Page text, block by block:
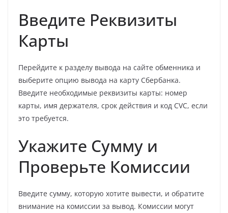
Введите Реквизиты
Карты
Перейдите к разделу вывода на сайте обменника и
выберите опцию вывода на карту Сбербанка.
Введите необходимые реквизиты карты: номер
карты, имя держателя, срок действия и код CVC, если
это требуется.
Укажите Сумму и
Проверьте Комиссии
Введите сумму, которую хотите вывести, и обратите
внимание на комиссии за вывод. Комиссии могут